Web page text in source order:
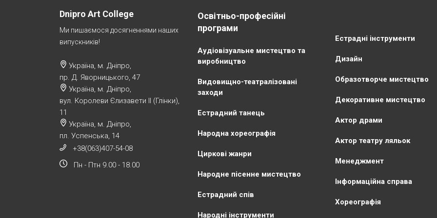
Dnipro Art College
Ми пишаємося досягненнями наших
випускників!
Україна, м. Дніпро,
пр. Д. Яворницького, 47
Україна, м. Дніпро,
вул. Королеви Єлизавети ІІ (Глінки),
11
Україна, м. Дніпро,
пл. Успенська, 14
+38(063)407-54-08
Пн - Птн 9.00 - 18.00
Освітньо-професійні
програми
Аудіовізуальне мистецтво та
виробництво
Видовищно-театралізовані
заходи
Естрадний танець
Народна хореографія
Циркові жанри
Народне пісенне мистецтво
Естрадний спів
Народні інструменти
Естрадні інструменти
Дизайн
Образотворче мистецтво
Декоративне мистецтво
Актор драми
Актор театру ляльок
Менеджмент
Інформаційна справа
Хореографія